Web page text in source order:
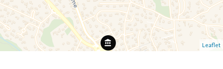
Leaflet